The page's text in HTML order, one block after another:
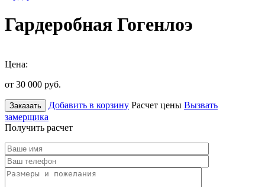
Гардеробная Гогенлоэ
Цена:
от 30 000 руб.
Заказать Добавить в корзину Расчет цены Вызвать
замерщика
Получить расчет